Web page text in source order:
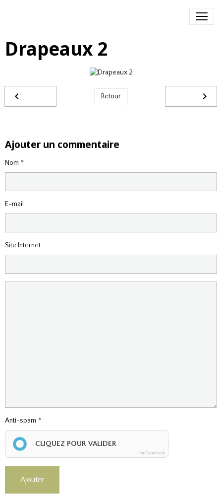
Drapeaux 2
Retour
Ajouter un commentaire
Nom
E-mail
Site Internet
Anti-spam
CLIQUEZ POUR VALIDER
IconCaptcha ©
Ajouter